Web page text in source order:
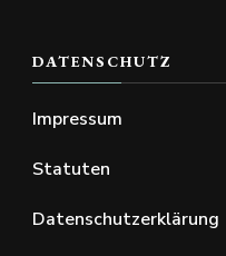
DATENSCHUTZ
Impressum
Statuten
Datenschutzerklärung